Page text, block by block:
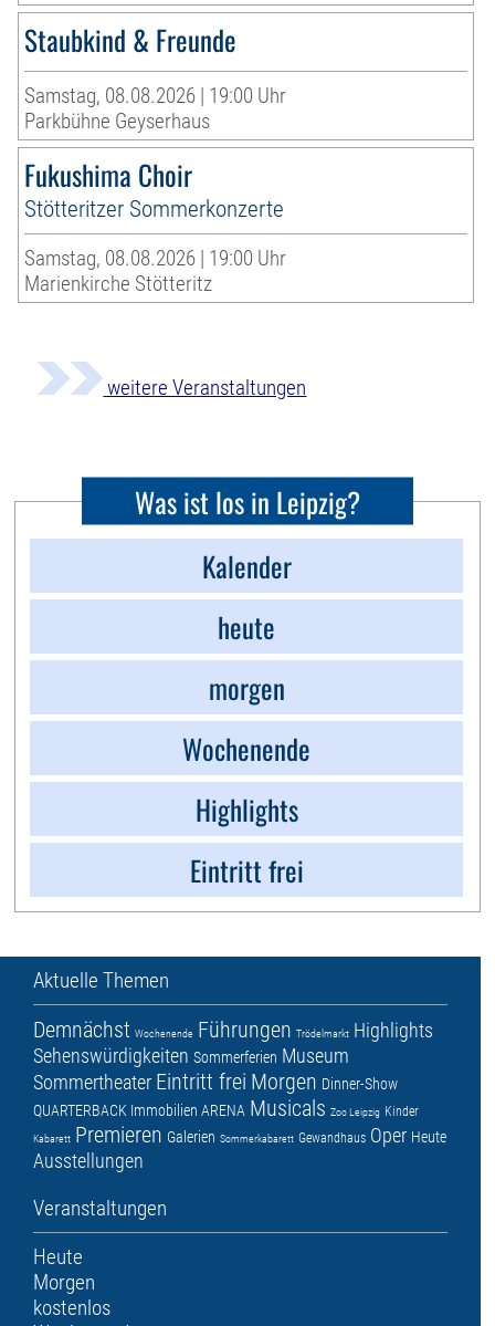
Staubkind & Freunde
Samstag, 08.08.2026 | 19:00 Uhr
Parkbühne Geyserhaus
Fukushima Choir
Stötteritzer Sommerkonzerte
Samstag, 08.08.2026 | 19:00 Uhr
Marienkirche Stötteritz
weitere Veranstaltungen
Was ist los in Leipzig?
Kalender
heute
morgen
Wochenende
Highlights
Eintritt frei
Aktuelle Themen
Demnächst Wochenende Führungen Trödelmarkt Highlights
Sehenswürdigkeiten Sommerferien Museum
Sommertheater Eintritt frei Morgen Dinner-Show
QUARTERBACK Immobilien ARENA Musicals Zoo Leipzig Kinder
Kabarett Premieren Galerien Sommerkabarett Gewandhaus Oper Heute
Ausstellungen
Veranstaltungen
Heute
Morgen
kostenlos